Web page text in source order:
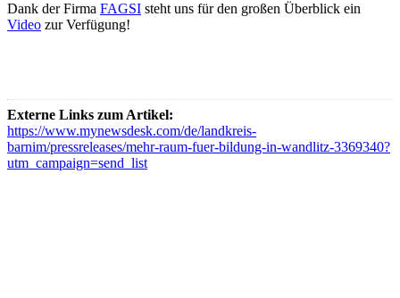
Dank der Firma FAGSI steht uns für den großen Überblick ein
Video zur Verfügung!
Externe Links zum Artikel:
https://www.mynewsdesk.com/de/landkreis-
barnim/pressreleases/mehr-raum-fuer-bildung-in-wandlitz-3369340?
utm_campaign=send_list